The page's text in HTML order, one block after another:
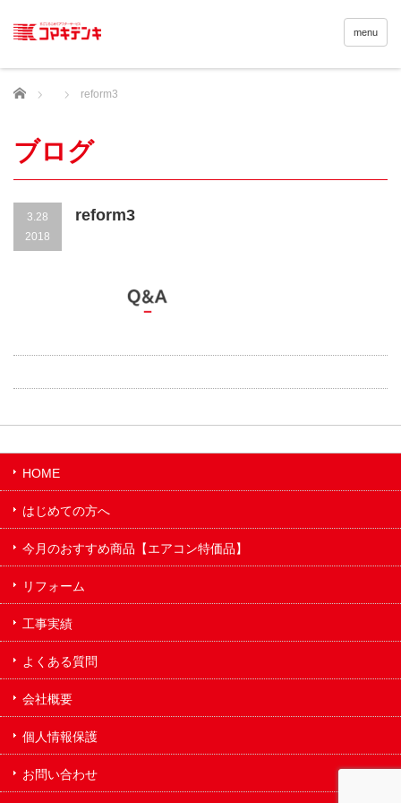
menu
Home reform3
ブログ
3.28
2018
reform3
HOME
はじめての方へ
今月のおすすめ商品【エアコン特価品】
リフォーム
工事実績
よくある質問
会社概要
個人情報保護
お問い合わせ